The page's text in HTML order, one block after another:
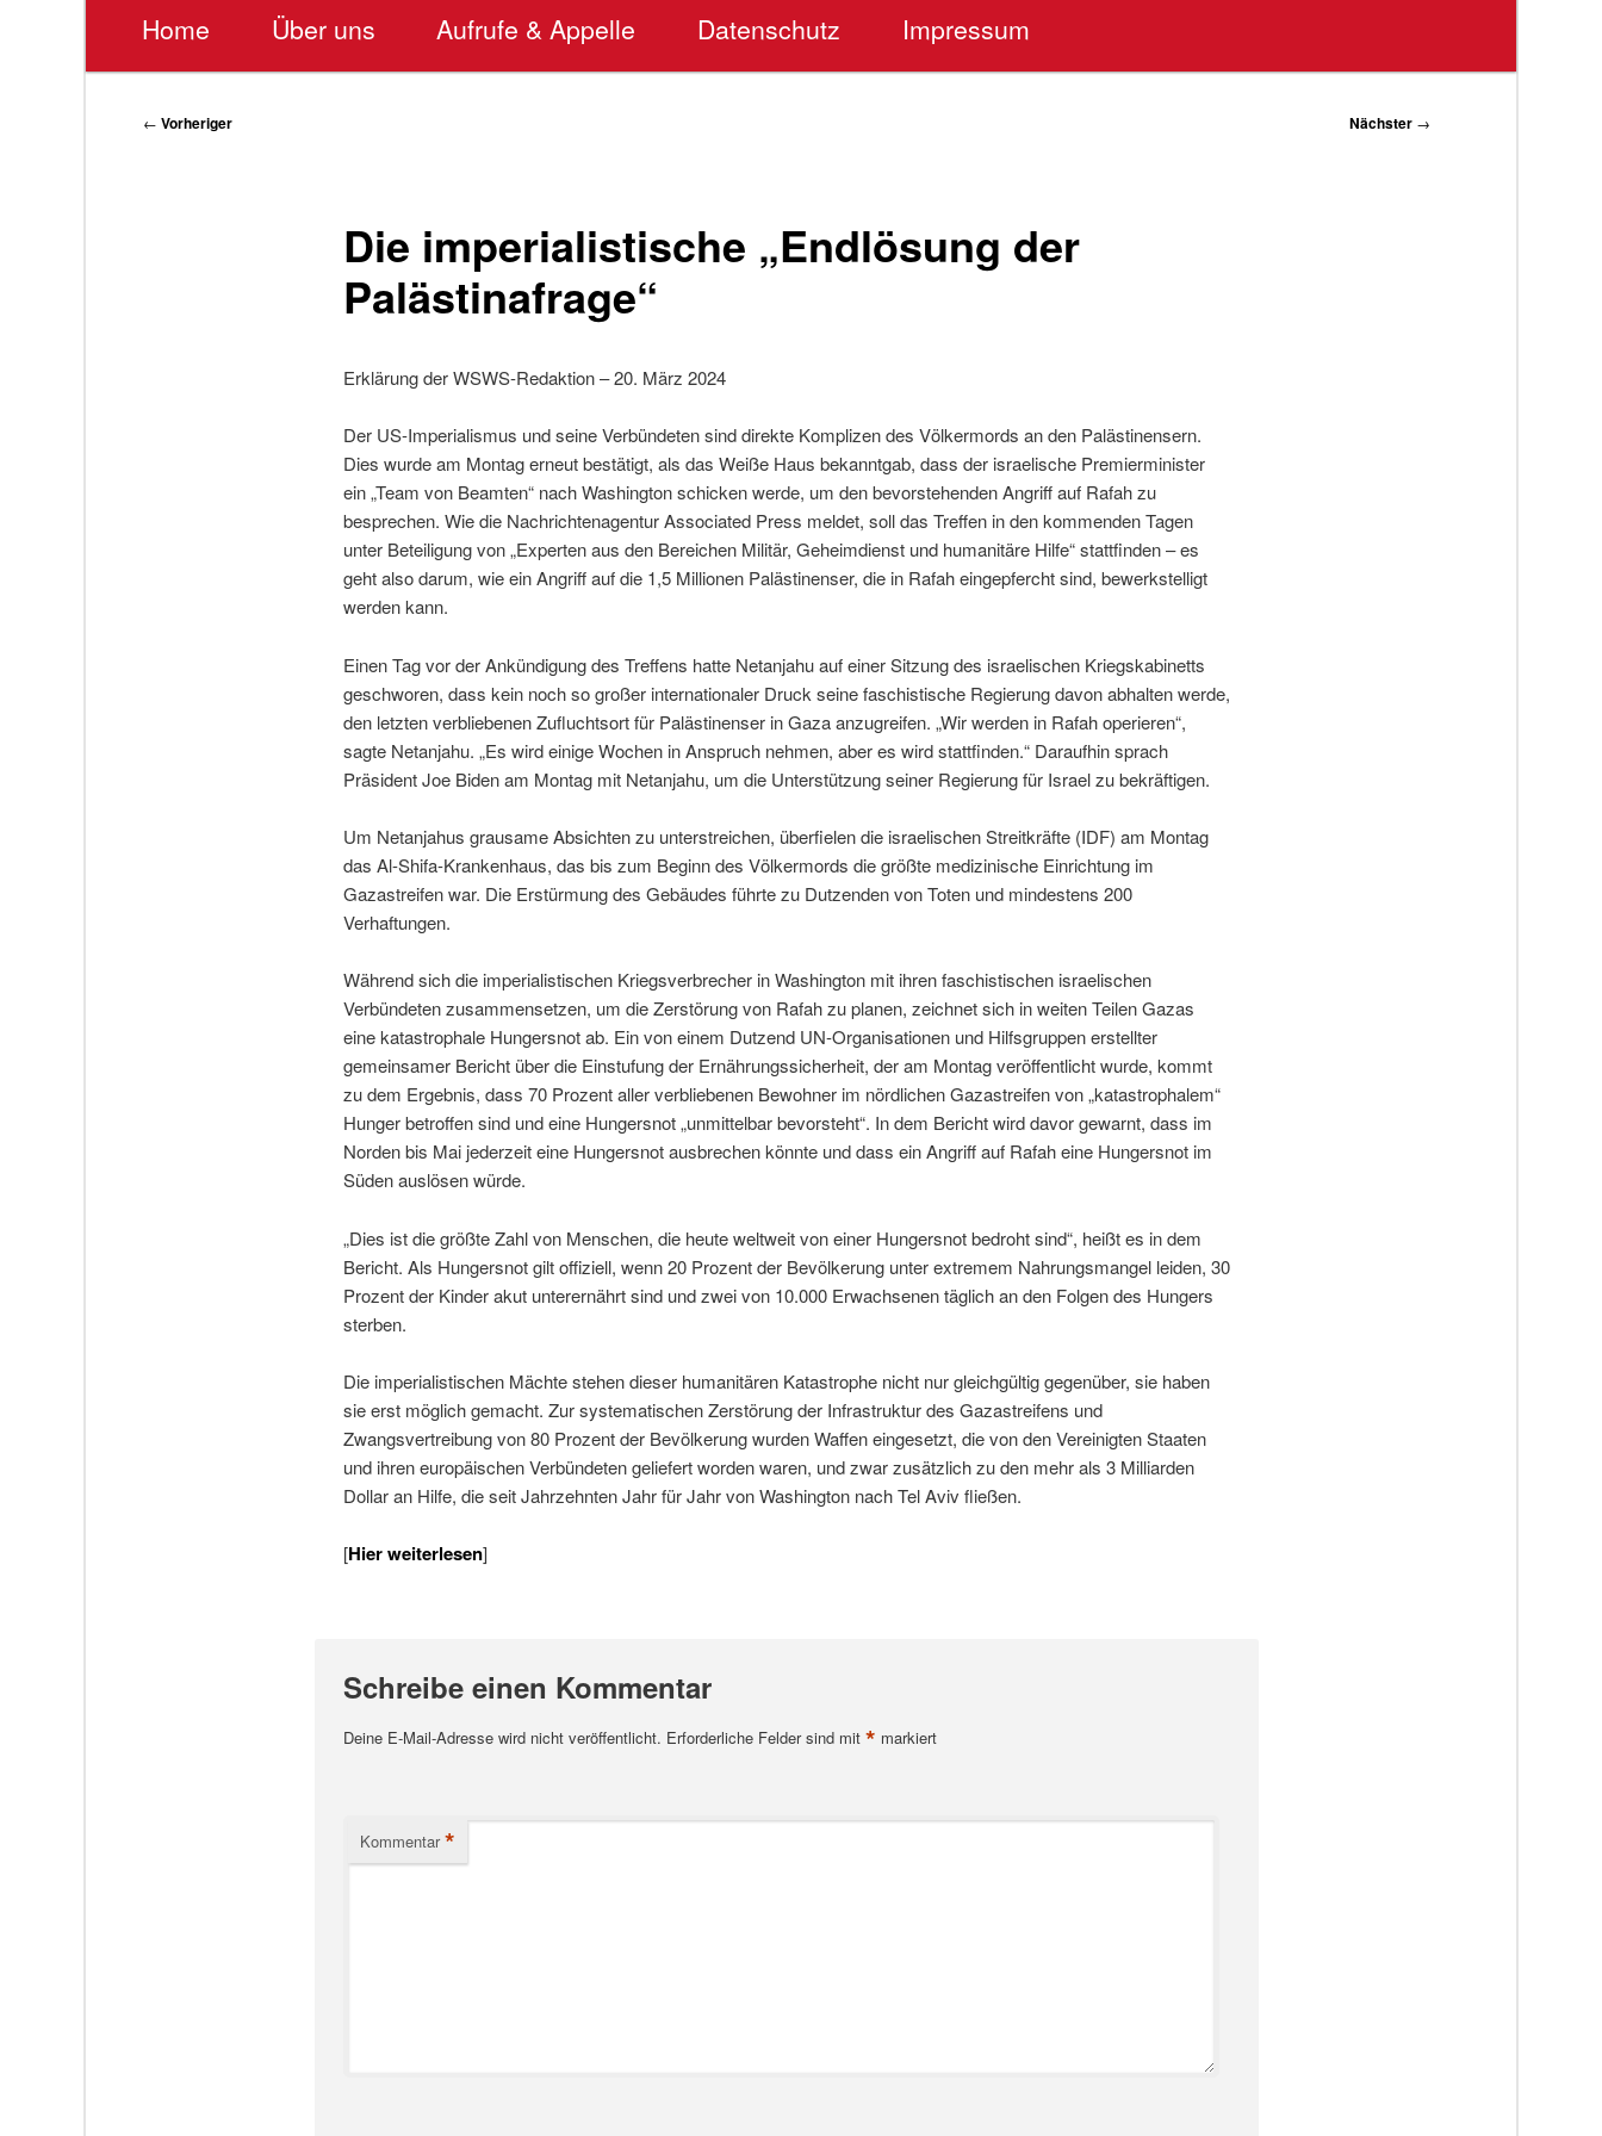
Home Über uns Aufrufe & Appelle Datenschutz Impressum
Beitragsnavigation
← Vorheriger Nächster →
Die imperialistische „Endlösung der
Palästinafrage“
Erklärung der WSWS-Redaktion – 20. März 2024
Der US-Imperialismus und seine Verbündeten sind direkte Komplizen des Völkermords an den Palästinensern.
Dies wurde am Montag erneut bestätigt, als das Weiße Haus bekanntgab, dass der israelische Premierminister
ein „Team von Beamten“ nach Washington schicken werde, um den bevorstehenden Angriff auf Rafah zu
besprechen. Wie die Nachrichtenagentur Associated Press meldet, soll das Treffen in den kommenden Tagen
unter Beteiligung von „Experten aus den Bereichen Militär, Geheimdienst und humanitäre Hilfe“ stattfinden – es
geht also darum, wie ein Angriff auf die 1,5 Millionen Palästinenser, die in Rafah eingepfercht sind, bewerkstelligt
werden kann.
Einen Tag vor der Ankündigung des Treffens hatte Netanjahu auf einer Sitzung des israelischen Kriegskabinetts
geschworen, dass kein noch so großer internationaler Druck seine faschistische Regierung davon abhalten werde,
den letzten verbliebenen Zufluchtsort für Palästinenser in Gaza anzugreifen. „Wir werden in Rafah operieren“,
sagte Netanjahu. „Es wird einige Wochen in Anspruch nehmen, aber es wird stattfinden.“ Daraufhin sprach
Präsident Joe Biden am Montag mit Netanjahu, um die Unterstützung seiner Regierung für Israel zu bekräftigen.
Um Netanjahus grausame Absichten zu unterstreichen, überfielen die israelischen Streitkräfte (IDF) am Montag
das Al-Shifa-Krankenhaus, das bis zum Beginn des Völkermords die größte medizinische Einrichtung im
Gazastreifen war. Die Erstürmung des Gebäudes führte zu Dutzenden von Toten und mindestens 200
Verhaftungen.
Während sich die imperialistischen Kriegsverbrecher in Washington mit ihren faschistischen israelischen
Verbündeten zusammensetzen, um die Zerstörung von Rafah zu planen, zeichnet sich in weiten Teilen Gazas
eine katastrophale Hungersnot ab. Ein von einem Dutzend UN-Organisationen und Hilfsgruppen erstellter
gemeinsamer Bericht über die Einstufung der Ernährungssicherheit, der am Montag veröffentlicht wurde, kommt
zu dem Ergebnis, dass 70 Prozent aller verbliebenen Bewohner im nördlichen Gazastreifen von „katastrophalem“
Hunger betroffen sind und eine Hungersnot „unmittelbar bevorsteht“. In dem Bericht wird davor gewarnt, dass im
Norden bis Mai jederzeit eine Hungersnot ausbrechen könnte und dass ein Angriff auf Rafah eine Hungersnot im
Süden auslösen würde.
„Dies ist die größte Zahl von Menschen, die heute weltweit von einer Hungersnot bedroht sind“, heißt es in dem
Bericht. Als Hungersnot gilt offiziell, wenn 20 Prozent der Bevölkerung unter extremem Nahrungsmangel leiden, 30
Prozent der Kinder akut unterernährt sind und zwei von 10.000 Erwachsenen täglich an den Folgen des Hungers
sterben.
Die imperialistischen Mächte stehen dieser humanitären Katastrophe nicht nur gleichgültig gegenüber, sie haben
sie erst möglich gemacht. Zur systematischen Zerstörung der Infrastruktur des Gazastreifens und
Zwangsvertreibung von 80 Prozent der Bevölkerung wurden Waffen eingesetzt, die von den Vereinigten Staaten
und ihren europäischen Verbündeten geliefert worden waren, und zwar zusätzlich zu den mehr als 3 Milliarden
Dollar an Hilfe, die seit Jahrzehnten Jahr für Jahr von Washington nach Tel Aviv fließen.
[Hier weiterlesen]
Schreibe einen Kommentar
Deine E-Mail-Adresse wird nicht veröffentlicht. Erforderliche Felder sind mit * markiert
Kommentar *